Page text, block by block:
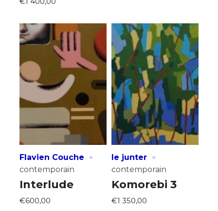
Statut / Organisation
J'accepte lestermes et conditions
* Champ obligatoire
Flavien Couche ·
contemporain
Interlude
€600,00
le junter ·
contemporain
Komorebi 3
€1 350,00